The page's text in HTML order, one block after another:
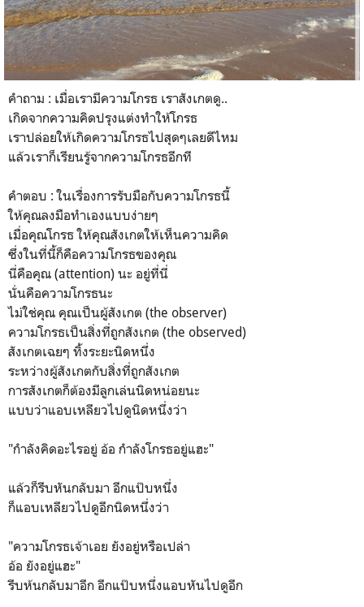
คำถาม : เมื่อเรามีความโกรธ เราสังเกตดู..
เกิดจากความคิดปรุงแต่งทำให้โกรธ
เราปล่อยให้เกิดความโกรธไปสุดๆเลยดีไหม
แล้วเราก็เรียนรู้จากความโกรธอีกที
คำตอบ : ในเรื่องการรับมือกับความโกรธนี้
ให้คุณลงมือทำเองแบบง่ายๆ
เมื่อคุณโกรธ ให้คุณสังเกตให้เห็นความคิด
ซึ่งในที่นี้ก็คือความโกรธของคุณ
นี่คือคุณ (attention) นะ อยู่ที่นี่
นั่นคือความโกรธนะ
ไม่ใช่คุณ คุณเป็นผู้สังเกต (the observer)
ความโกรธเป็นสิ่งที่ถูกสังเกต (the observed)
สังเกตเฉยๆ ทิ้งระยะนิดหนึ่ง
ระหว่างผู้สังเกตกับสิ่งที่ถูกสังเกต
การสังเกตก็ต้องมีลูกเล่นนิดหน่อยนะ
แบบว่าแอบเหลียวไปดูนิดหนึ่งว่า
"กำลังคิดอะไรอยู่ อ้อ กำลังโกรธอยู่แฮะ"
แล้วก็รีบหันกลับมา อีกแป๊บหนึ่ง
ก็แอบเหลียวไปดูอีกนิดหนึ่งว่า
"ความโกรธเจ้าเอย ยังอยู่หรือเปล่า
อ้อ ยังอยู่แฮะ"
รีบห้นกลับมาอีก อีกแป๊บหนึ่งแอบหันไปดูอีก